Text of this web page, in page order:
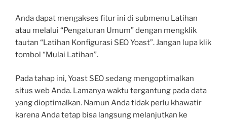
Anda dapat mengakses fitur ini di submenu Latihan
atau melalui “Pengaturan Umum” dengan mengklik
tautan “Latihan Konfigurasi SEO Yoast”. Jangan lupa klik
tombol “Mulai Latihan”.
Pada tahap ini, Yoast SEO sedang mengoptimalkan
situs web Anda. Lamanya waktu tergantung pada data
yang dioptimalkan. Namun Anda tidak perlu khawatir
karena Anda tetap bisa langsung melanjutkan ke